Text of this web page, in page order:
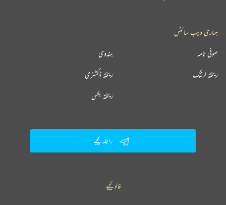
ہماری ویب سائٹس
ہندوی صوفی نامہ
ریختہ ڈکشنری ریختہ لرننگ
ریختہ بکس
رابطہ کیجیے
فالو کیجیے